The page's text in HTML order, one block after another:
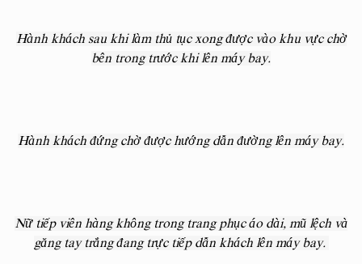
Hành khách sau khi làm thủ tục xong được vào khu vực chờ
bên trong trước khi lên máy bay.
Hành khách đứng chờ được hướng dẫn đường lên máy bay.
Nữ tiếp viên hàng không trong trang phục áo dài, mũ lệch và
găng tay trắng đang trực tiếp dẫn khách lên máy bay.